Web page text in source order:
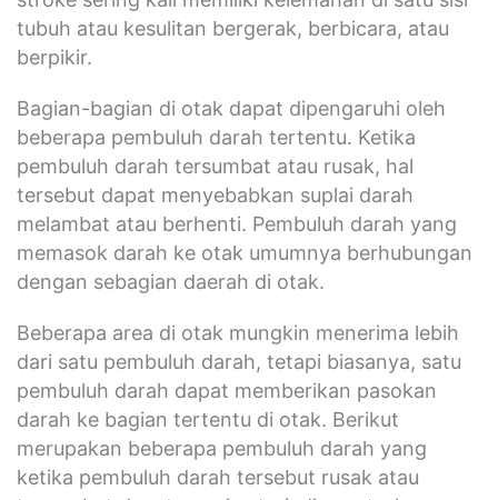
tubuh atau kesulitan bergerak, berbicara, atau
berpikir.
Bagian-bagian di otak dapat dipengaruhi oleh
beberapa pembuluh darah tertentu. Ketika
pembuluh darah tersumbat atau rusak, hal
tersebut dapat menyebabkan suplai darah
melambat atau berhenti. Pembuluh darah yang
memasok darah ke otak umumnya berhubungan
dengan sebagian daerah di otak.
Beberapa area di otak mungkin menerima lebih
dari satu pembuluh darah, tetapi biasanya, satu
pembuluh darah dapat memberikan pasokan
darah ke bagian tertentu di otak. Berikut
merupakan beberapa pembuluh darah yang
ketika pembuluh darah tersebut rusak atau